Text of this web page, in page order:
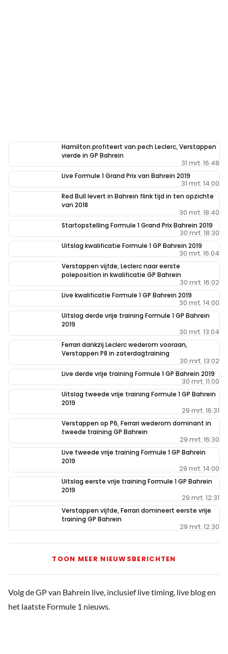
Hamilton profiteert van pech Leclerc, Verstappen
vierde in GP Bahrein
31 mrt. 16:48
Live Formule 1 Grand Prix van Bahrein 2019
31 mrt. 14:00
Red Bull levert in Bahrein flink tijd in ten opzichte
van 2018
30 mrt. 18:40
Startopstelling Formule 1 Grand Prix Bahrein 2019
30 mrt. 18:30
Uitslag kwalificatie Formule 1 GP Bahrein 2019
30 mrt. 16:04
Verstappen vijfde, Leclerc naar eerste
poleposition in kwalificatie GP Bahrein
30 mrt. 16:02
Live kwalificatie Formule 1 GP Bahrein 2019
30 mrt. 14:00
Uitslag derde vrije training Formule 1 GP Bahrein
2019
30 mrt. 13:04
Ferrari dankzij Leclerc wederom vooraan,
Verstappen P8 in zaterdagtraining
30 mrt. 13:02
Live derde vrije training Formule 1 GP Bahrein 2019
30 mrt. 11:00
Uitslag tweede vrije training Formule 1 GP Bahrein
2019
29 mrt. 16:31
Verstappen op P6, Ferrari wederom dominant in
tweede training GP Bahrein
29 mrt. 16:30
Live tweede vrije training Formule 1 GP Bahrein
2019
29 mrt. 14:00
Uitslag eerste vrije training Formule 1 GP Bahrein
2019
29 mrt. 12:31
Verstappen vijfde, Ferrari domineert eerste vrije
training GP Bahrein
29 mrt. 12:30
TOON MEER NIEUWSBERICHTEN
Volg de GP van Bahrein live, inclusief live timing, live blog en
het laatste Formule 1 nieuws.